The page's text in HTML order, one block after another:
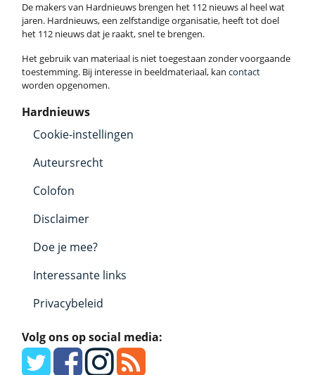
De makers van Hardnieuws brengen het 112 nieuws al heel wat
jaren. Hardnieuws, een zelfstandige organisatie, heeft tot doel
het 112 nieuws dat je raakt, snel te brengen.
Het gebruik van materiaal is niet toegestaan zonder voorgaande
toestemming. Bij interesse in beeldmateriaal, kan contact
worden opgenomen.
Hardnieuws
Cookie-instellingen
Auteursrecht
Colofon
Disclaimer
Doe je mee?
Interessante links
Privacybeleid
Volg ons op social media: